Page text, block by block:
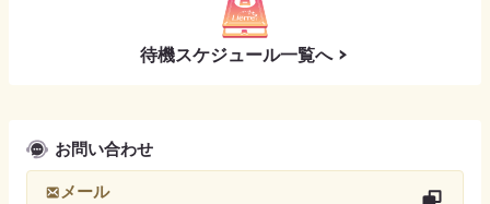
待機スケジュール一覧へ
お問い合わせ
メール